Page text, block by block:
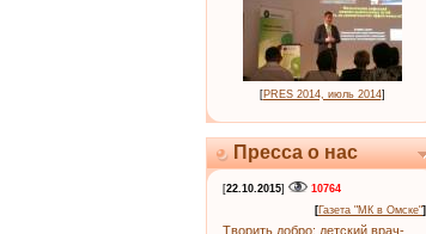
[PRES 2014, июль 2014]
Пресса о нас
[22.10.2015]
10764
[Газета "МК в Омске"]
Творить добро: детский врач-